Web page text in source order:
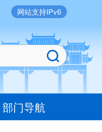
网站支持IPv6
部门导航